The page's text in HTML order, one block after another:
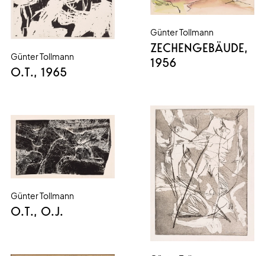
Günter Tollmann
O.T., 1965
Günter Tollmann
O.T., O.J.
Günter Tollmann
ZECHENGEBÄUDE,
1956